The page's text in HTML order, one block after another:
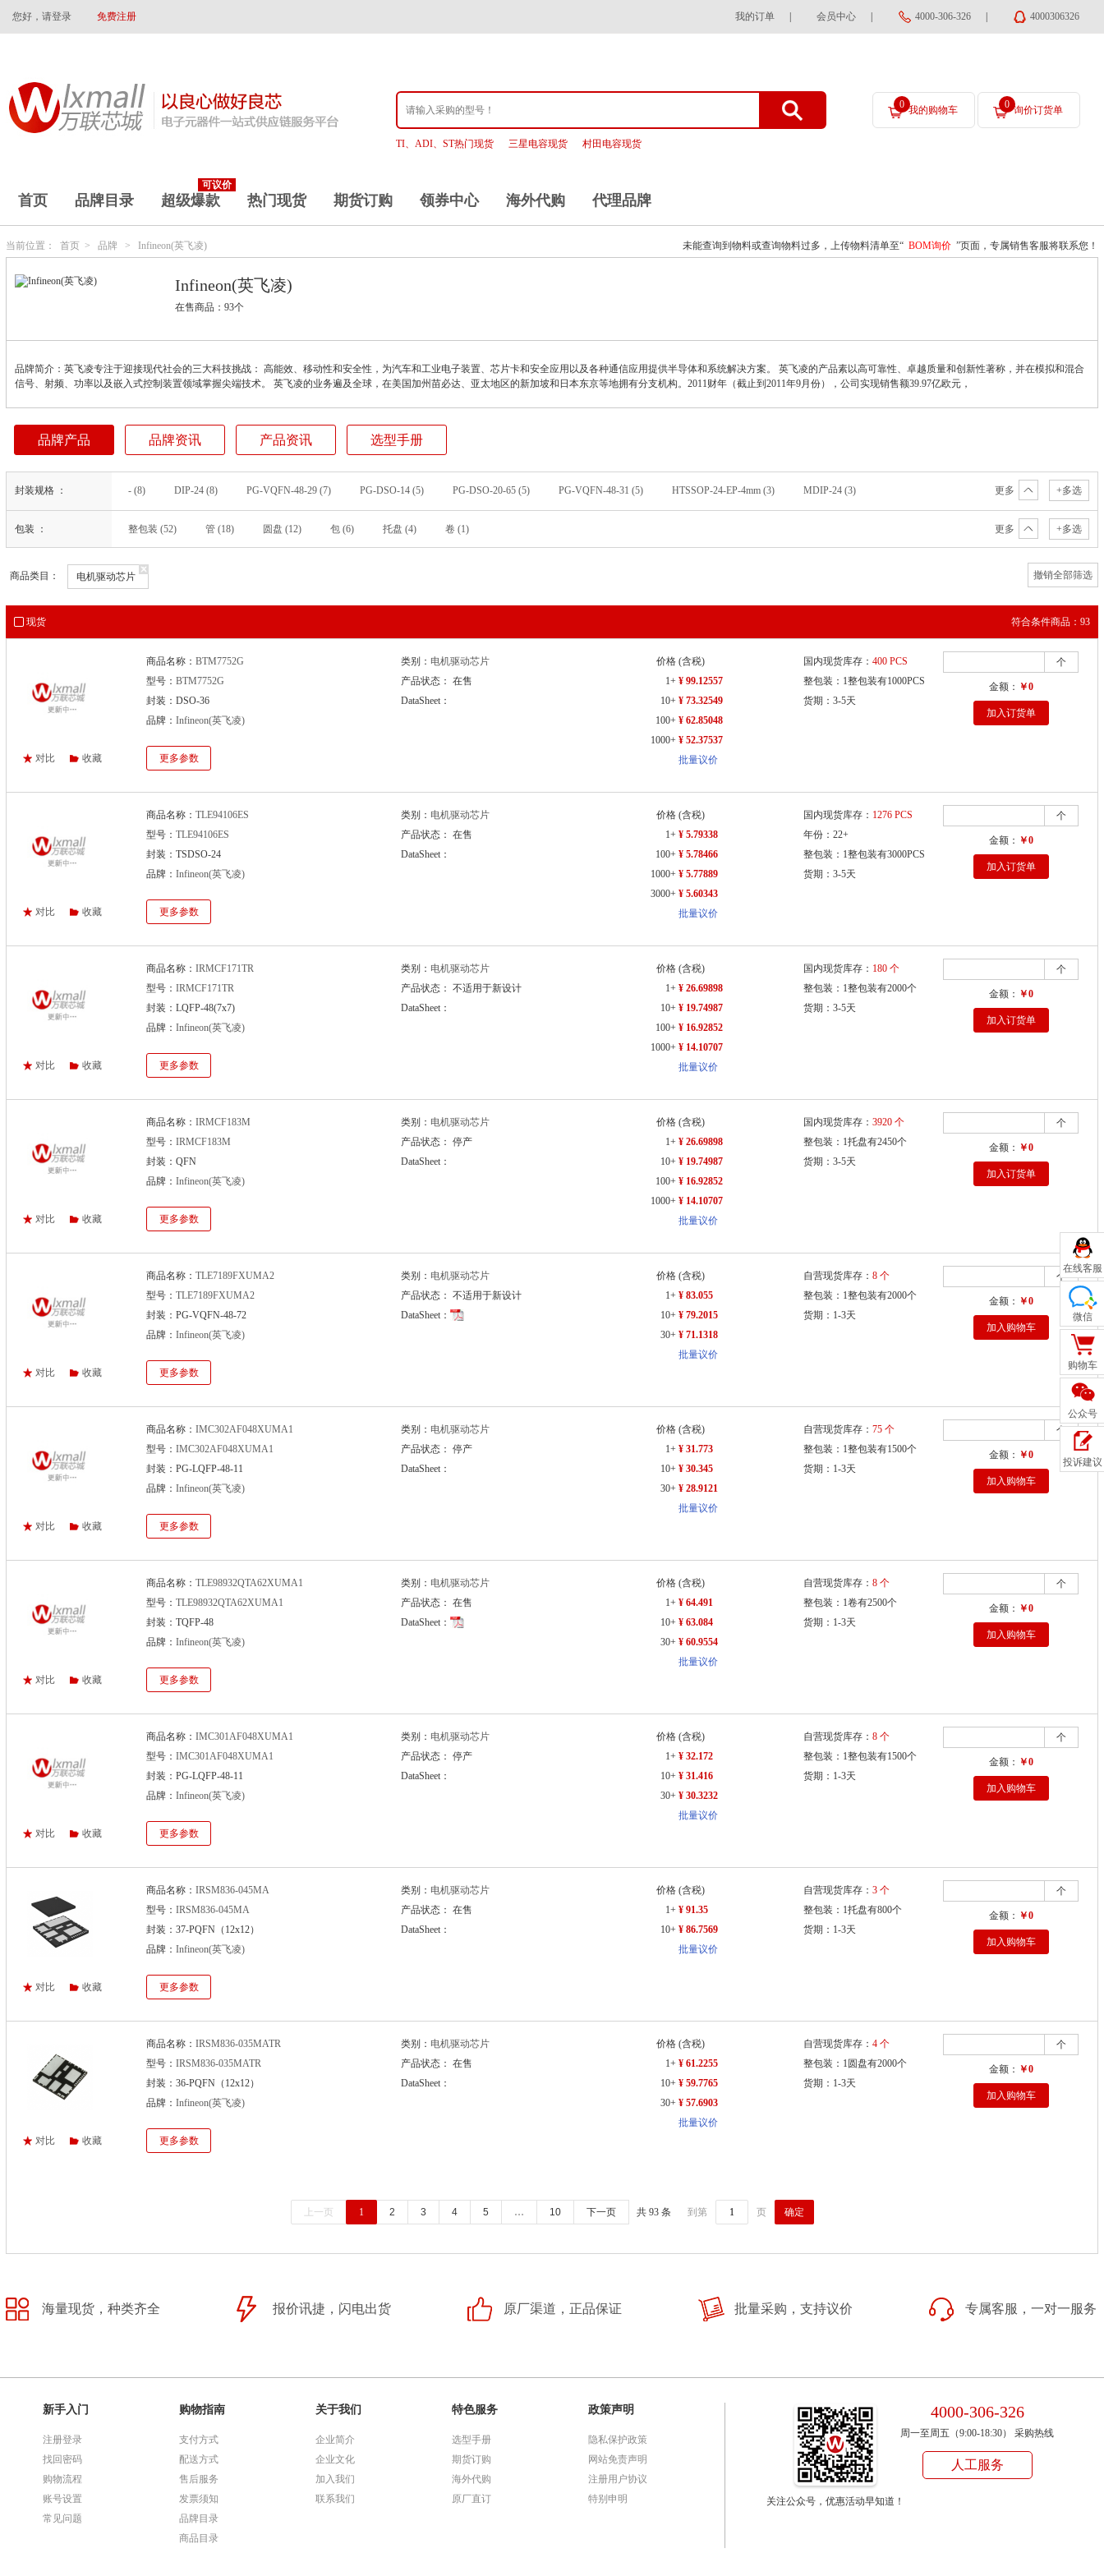
您好，请登录 免费注册 我的订单 会员中心 4000-306-326 4000306326
TI、ADI、ST热门现货 三星电容现货 村田电容现货
0 我的购物车 0 询价订货单
首页 品牌目录
可议价
超级爆款 热门现货 期货订购 领券中心 海外代购 代理品牌
当前位置： 首页 > 品牌 > Infineon(英飞凌) 未能查询到物料或查询物料过多，上传物料清单至“ BOM询价 ”页面，专属销售客服将联系您！
Infineon(英飞凌)
在售商品：93个
品牌简介：英飞凌专注于迎接现代社会的三大科技挑战： 高能效、移动性和安全性，为汽车和工业电子装置、芯片卡和安全应用以及各种通信应用提供半导体和系统解决方案。 英飞凌的产品素以高可靠性、卓越质量和创新性著称，并在模拟和混合
信号、射频、功率以及嵌入式控制装置领域掌握尖端技术。 英飞凌的业务遍及全球，在美国加州苗必达、亚太地区的新加坡和日本东京等地拥有分支机构。2011财年（截止到2011年9月份），公司实现销售额39.97亿欧元，
品牌产品 品牌资讯 产品资讯 选型手册
封装规格 ： - (8) DIP-24 (8) PG-VQFN-48-29 (7) PG-DSO-14 (5) PG-DSO-20-65 (5) PG-VQFN-48-31 (5) HTSSOP-24-EP-4mm (3)
MDIP-24 (3)
PG-IQFN-38-1 (3)
TSDSO-24 (3) 36-PQFN（12x12） (2) PG-DSO-14-22 (2) PG-DSO-20 (2) PG-LQFP-40-1 (2) PG-LQFP-48-11 (2)
PG-LQFP-64-26 (2)
PG-TSSOP-38-9 (2)
PG-VQFN-48-72 (2) TO-263 (2) TSDSO-14 (2)
64-LQFP（12x12） (1)
DSO-14 (1) DSO-20-65 (1) DSO-36 (1) LQFP-48(7x7) (1) PG-DSO-20-12 (1) PG-DSO-20-17 (1)
PG-LQFP-48-10 (1)
PG-SSOP-24 (1)
更多 +多选
包装 ： 整包装 (52) 管 (18) 圆盘 (12) 包 (6) 托盘 (4) 卷 (1) 更多 +多选
商品类目： 电机驱动芯片
x
撤销全部筛选
现货 符合条件商品：93
对比 收藏
商品名称： BTM7752G
型号： BTM7752G
封装：DSO-36
品牌： Infineon(英飞凌)
更多参数
类别： 电机驱动芯片
产品状态： 在售
DataSheet：
价格 (含税)
1+ ¥ 99.12557
10+ ¥ 73.32549
100+ ¥ 62.85048
1000+ ¥ 52.37537
批量议价
国内现货库存： 400 PCS
整包装：1整包装有1000PCS
货期：3-5天
个
金额： ￥0
加入订货单
对比 收藏
商品名称： TLE94106ES
型号： TLE94106ES
封装：TSDSO-24
品牌： Infineon(英飞凌)
更多参数
类别： 电机驱动芯片
产品状态： 在售
DataSheet：
价格 (含税)
1+ ¥ 5.79338
100+ ¥ 5.78466
1000+ ¥ 5.77889
3000+ ¥ 5.60343
批量议价
国内现货库存： 1276 PCS
年份：22+
整包装：1整包装有3000PCS
货期：3-5天
个
金额： ￥0
加入订货单
对比 收藏
商品名称： IRMCF171TR
型号： IRMCF171TR
封装：LQFP-48(7x7)
品牌： Infineon(英飞凌)
更多参数
类别： 电机驱动芯片
产品状态： 不适用于新设计
DataSheet：
价格 (含税)
1+ ¥ 26.69898
10+ ¥ 19.74987
100+ ¥ 16.92852
1000+ ¥ 14.10707
批量议价
国内现货库存： 180 个
整包装：1整包装有2000个
货期：3-5天
个
金额： ￥0
加入订货单
对比 收藏
商品名称： IRMCF183M
型号： IRMCF183M
封装：QFN
品牌： Infineon(英飞凌)
更多参数
类别： 电机驱动芯片
产品状态： 停产
DataSheet：
价格 (含税)
1+ ¥ 26.69898
10+ ¥ 19.74987
100+ ¥ 16.92852
1000+ ¥ 14.10707
批量议价
国内现货库存： 3920 个
整包装：1托盘有2450个
货期：3-5天
个
金额： ￥0
加入订货单
对比 收藏
商品名称： TLE7189FXUMA2
型号： TLE7189FXUMA2
封装：PG-VQFN-48-72
品牌： Infineon(英飞凌)
更多参数
类别： 电机驱动芯片
产品状态： 不适用于新设计
DataSheet：
价格 (含税)
1+ ¥ 83.055
10+ ¥ 79.2015
30+ ¥ 71.1318
批量议价
自营现货库存： 8 个
整包装：1整包装有2000个
货期：1-3天
个
金额： ￥0
加入购物车
对比 收藏
商品名称： IMC302AF048XUMA1
型号： IMC302AF048XUMA1
封装：PG-LQFP-48-11
品牌： Infineon(英飞凌)
更多参数
类别： 电机驱动芯片
产品状态： 停产
DataSheet：
价格 (含税)
1+ ¥ 31.773
10+ ¥ 30.345
30+ ¥ 28.9121
批量议价
自营现货库存： 75 个
整包装：1整包装有1500个
货期：1-3天
个
金额： ￥0
加入购物车
对比 收藏
商品名称： TLE98932QTA62XUMA1
型号： TLE98932QTA62XUMA1
封装：TQFP-48
品牌： Infineon(英飞凌)
更多参数
类别： 电机驱动芯片
产品状态： 在售
DataSheet：
价格 (含税)
1+ ¥ 64.491
10+ ¥ 63.084
30+ ¥ 60.9554
批量议价
自营现货库存： 8 个
整包装：1卷有2500个
货期：1-3天
个
金额： ￥0
加入购物车
对比 收藏
商品名称： IMC301AF048XUMA1
型号： IMC301AF048XUMA1
封装：PG-LQFP-48-11
品牌： Infineon(英飞凌)
更多参数
类别： 电机驱动芯片
产品状态： 停产
DataSheet：
价格 (含税)
1+ ¥ 32.172
10+ ¥ 31.416
30+ ¥ 30.3232
批量议价
自营现货库存： 8 个
整包装：1整包装有1500个
货期：1-3天
个
金额： ￥0
加入购物车
对比 收藏
商品名称： IRSM836-045MA
型号： IRSM836-045MA
封装：37-PQFN（12x12）
品牌： Infineon(英飞凌)
更多参数
类别： 电机驱动芯片
产品状态： 在售
DataSheet：
价格 (含税)
1+ ¥ 91.35
10+ ¥ 86.7569
批量议价
自营现货库存： 3 个
整包装：1托盘有800个
货期：1-3天
个
金额： ￥0
加入购物车
对比 收藏
商品名称： IRSM836-035MATR
型号： IRSM836-035MATR
封装：36-PQFN（12x12）
品牌： Infineon(英飞凌)
更多参数
类别： 电机驱动芯片
产品状态： 在售
DataSheet：
价格 (含税)
1+ ¥ 61.2255
10+ ¥ 59.7765
30+ ¥ 57.6903
批量议价
自营现货库存： 4 个
整包装：1圆盘有2000个
货期：1-3天
个
金额： ￥0
加入购物车
上一页 1 2 3 4 5 … 10 下一页 共 93 条 到第 页 确定
海量现货，种类齐全 报价讯捷，闪电出货 原厂渠道，正品保证 批量采购，支持议价 专属客服，一对一服务
新手入门
注册登录
找回密码
购物流程
账号设置
常见问题
购物指南
支付方式
配送方式
售后服务
发票须知
品牌目录
商品目录
关于我们
企业简介
企业文化
加入我们
联系我们
特色服务
选型手册
期货订购
海外代购
原厂直订
政策声明
隐私保护政策
网站免责声明
注册用户协议
特别申明
关注公众号，优惠活动早知道！
4000-306-326
周一至周五（9:00-18:30） 采购热线
人工服务
在线客服
微信
购物车
公众号
投诉建议